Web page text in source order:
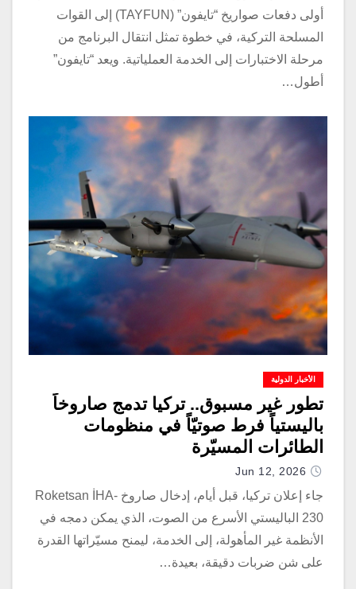
أولى دفعات صواريخ “تايفون” (TAYFUN) إلى القوات
المسلحة التركية، في خطوة تمثل انتقال البرنامج من
مرحلة الاختبارات إلى الخدمة العملياتية. ويعد “تايفون”
أطول…
الأخبار الدولية
تطور غير مسبوق.. تركيا تدمج صاروخاً
باليستياً فرط صوتيّاً في منظومات
الطائرات المسيّرة
Jun 12, 2026
جاء إعلان تركيا، قبل أيام، إدخال صاروخ Roketsan İHA-
230 الباليستي الأسرع من الصوت، الذي يمكن دمجه في
الأنظمة غير المأهولة، إلى الخدمة، ليمنح مسيّراتها القدرة
على شن ضربات دقيقة، بعيدة…